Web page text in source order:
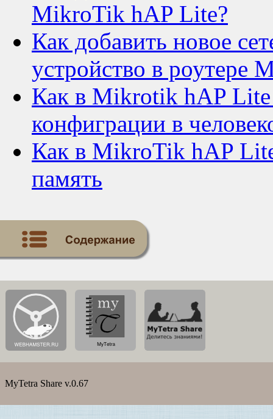
MikroTik hAP Lite?
Как добавить новое
устройство в роутере
Как в Mikrotik hAP Lite
конфиграции в
Как в MikroTik hAP
память
MyTetra Share v.0.67